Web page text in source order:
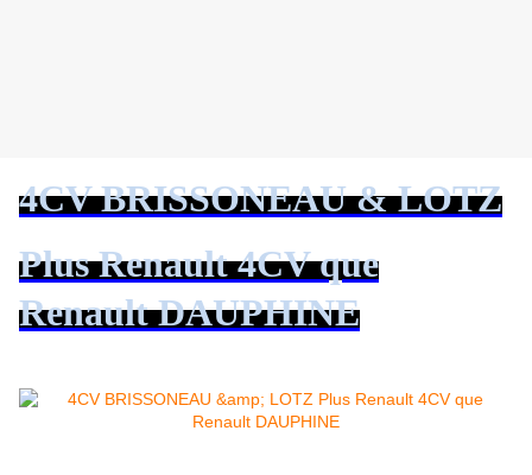
4CV BRISSONEAU & LOTZ
Plus Renault 4CV que
Renault DAUPHINE